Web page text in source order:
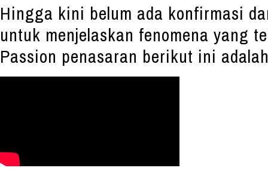
Hingga kini belum ada konfirmasi
untuk menjelaskan fenomena yang
Passion penasaran berikut ini